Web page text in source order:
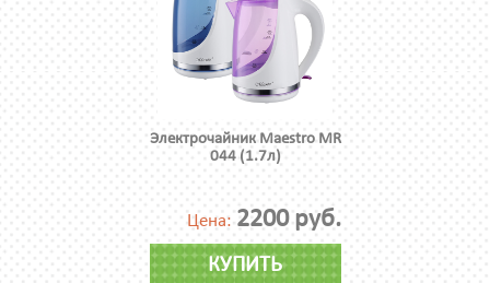
Электрочайник Maestro MR
044 (1.7л)
Цена: 2200 руб.
КУПИТЬ